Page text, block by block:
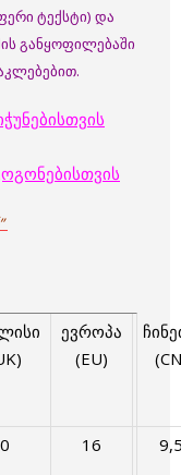
ტექსტი) და
განყოფილებაში
ევროპა
(EU)
0 16